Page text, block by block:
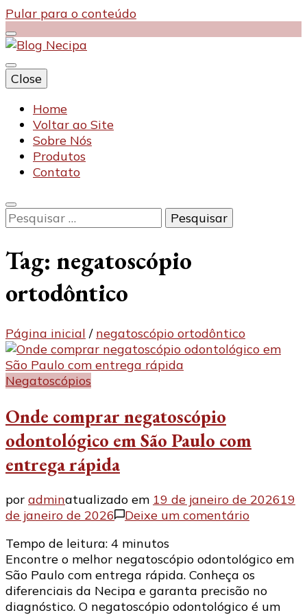
Pular para o conteúdo
Blog Necipa
Close
Home
Voltar ao Site
Sobre Nós
Produtos
Contato
Pesquisar
por:
Tag: negatoscópio
ortodôntico
Página inicial / negatoscópio ortodôntico
Negatoscópios
Onde comprar negatoscópio
odontológico em São Paulo com
entrega rápida
por adminatualizado em 19 de janeiro de 202619
de janeiro de 2026
Deixe um comentárioem
em
São
Tempo de leitura: 4 minutos
Encontre o melhor negatoscópio odontológico em
São Paulo com entrega rápida. Conheça os
diferenciais da Necipa e garanta precisão no
diagnóstico. O negatoscópio odontológico é um